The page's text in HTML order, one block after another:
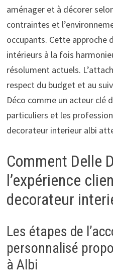
aménager et à décorer
contraintes et
occupants. Cette approche
intérieurs à la fois
résolument actuels.
respect du budget et au
Déco comme un acteur clé
particuliers et les
decorateur interieur albi
Comment Delle
l’expérience
decorateur
Les étapes de
personnalisé
à Albi